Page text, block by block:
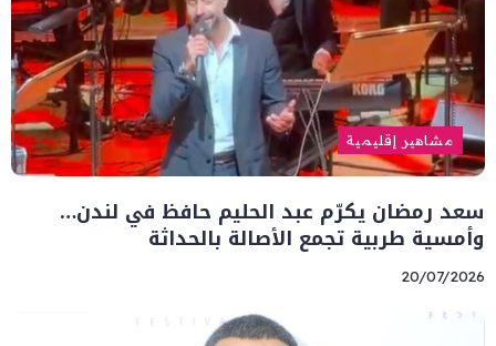
مشاهير إقليمية
سعد رمضان يكرّم عبد الحليم حافظ في لندن…
وأمسية طربية تجمع الأصالة بالحداثة
20/07/2026